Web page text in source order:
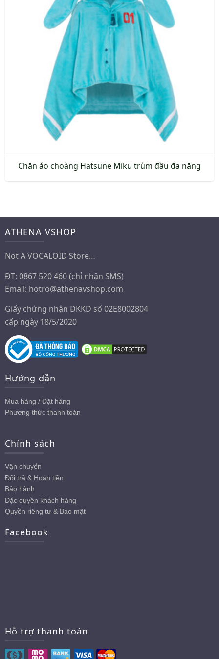
Chăn áo choàng Hatsune Miku trùm đầu đa năng
ATHENA VSHOP
Not A VOCALOID Store…
ĐT: 0867 520 460 (chỉ nhận SMS)
Email: hotro@athenavshop.com
Giấy chứng nhận ĐKKD số 02E8002804
cấp ngày 18/5/2020
Hướng dẫn
Mua hàng / Đặt hàng
Phương thức thanh toán
Chính sách
Vận chuyển
Đổi trả & Hoàn tiền
Bảo hành
Đặc quyền khách hàng
Quyền riêng tư & Bảo mật
Facebook
Hỗ trợ thanh toán